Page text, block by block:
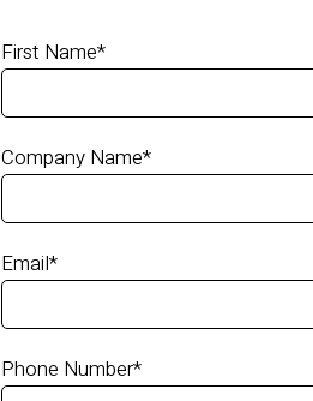
First Name*
Company Name*
Email*
Phone Number*